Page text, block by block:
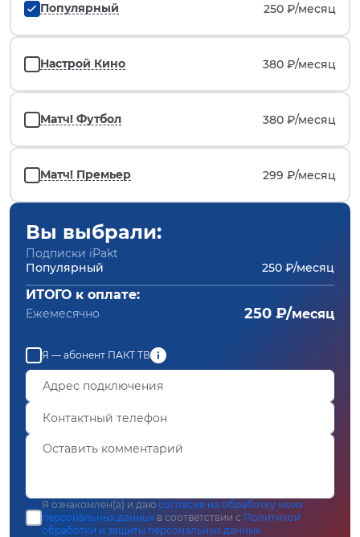
Популярный 250 ₽/месяц
Настрой Кино 380 ₽/месяц
Матч! Футбол 380 ₽/месяц
Матч! Премьер 299 ₽/месяц
Вы выбрали:
Подписки iPakt
Популярный
250 ₽/месяц
ИТОГО к оплате:
Ежемесячно 250 ₽/месяц
Я — абонент ПАКТ ТВ
Я ознакомлен(а) и даю согласие на обработку моих
персональных данных в соответствии с Политикой
обработки и защиты персональных данных